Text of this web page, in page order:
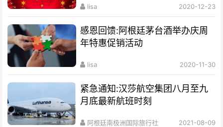
lisa 2020-12-23
感恩回馈:阿根廷茅台酒举办庆周
年特惠促销活动
lisa 2020-11-30
紧急通知:汉莎航空集团八月至九
月底最新航班时刻
阿根廷南极洲国际旅行社 2021-08-09